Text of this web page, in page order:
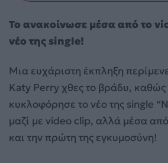
Το ανακοίνωσε μέσα από το
νέο της single!
Μια ευχάριστη έκπληξη
Katy Perry χθες το βράδυ, καθώς
κυκλοφόρησε το νέο της single
μαζί με video clip, αλλά μέσα
και την πρώτη της εγκυμοσύνη!